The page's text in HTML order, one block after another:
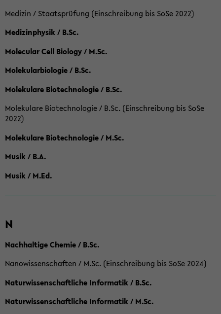
Medizin / Staatsprüfung (Einschreibung bis SoSe 2022)
Medizinphysik / B.Sc.
Molecular Cell Biology / M.Sc.
Molekularbiologie / B.Sc.
Molekulare Biotechnologie / B.Sc.
Molekulare Biotechnologie / B.Sc. (Einschreibung bis SoSe
2022)
Molekulare Biotechnologie / M.Sc.
Musik / B.A.
Musik / M.Ed.
N
Nachhaltige Chemie / B.Sc.
Nanowissenschaften / M.Sc. (Einschreibung bis SoSe 2024)
Naturwissenschaftliche Informatik / B.Sc.
Naturwissenschaftliche Informatik / M.Sc.